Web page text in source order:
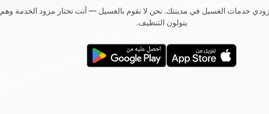
خدمات الغسيل في مدينتك. نحن لا نقوم بالغسيل — أنت تختار مزود الخدمة وهم
يتولون التنظيف.